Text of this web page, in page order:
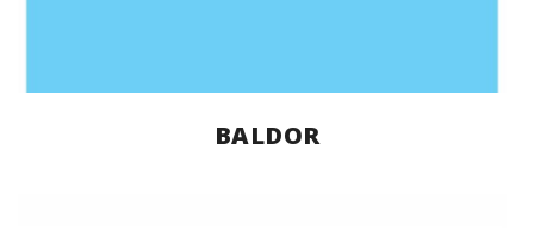
BALDOR